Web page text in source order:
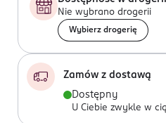
Nie wybrano drogerii
Wybierz drogerię
Zamów z dostawą
Dostępny
U Ciebie zwykle w